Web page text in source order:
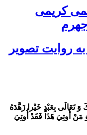
کریمی
وَ تَعَالَى بِعَبْدٍ خَيْرا زَهَّدَهُ
مَنْ أُوتِيَ هَذَا فَقَدْ أُوتِيَ